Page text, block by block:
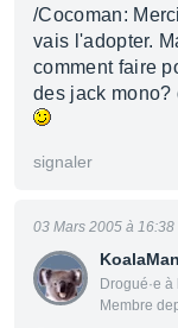
/Cocoman:
vais l'adopter.
comment faire
des jack mono?
signaler
KoalaMan
Drogué·e à
Membre
03 Mars 2005 à 16:38